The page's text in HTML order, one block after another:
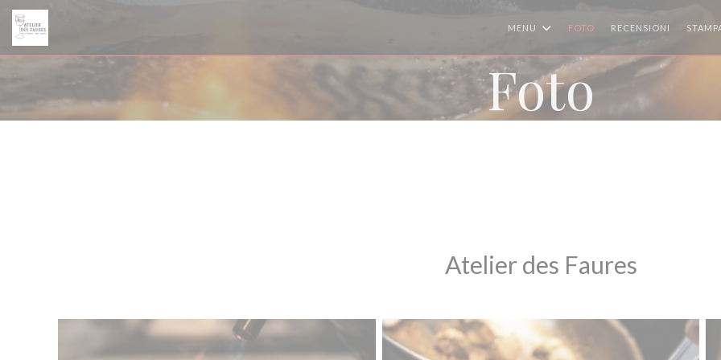
Personalizzazione delle tue scelte sui cookie
MENU FOTO RECENSIONI
Foto
Atelier des Faures